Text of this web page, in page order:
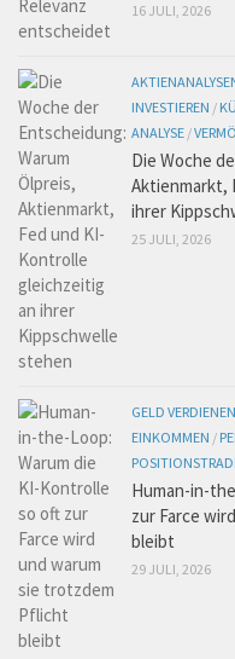
16 JULI, 2026
INVESTIEREN /
ANALYSE /
Die Woche
Aktienmarkt,
ihrer
25 JULI, 2026
GELD VERDIENEN
EINKOMMEN /
Human-in-
zur Farce
bleibt
29 JULI, 2026